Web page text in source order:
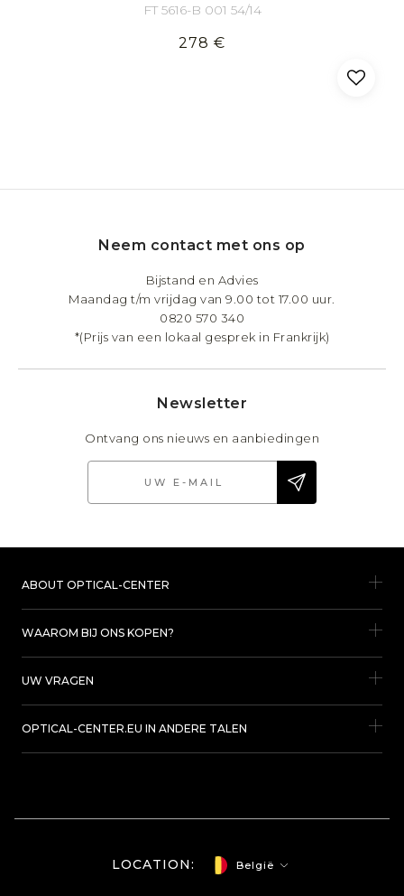
FT 5616-B 001 54/14
278 €
Neem contact met ons op
Bijstand en Advies
Maandag t/m vrijdag van 9.00 tot 17.00 uur.
0820 570 340
*(Prijs van een lokaal gesprek in Frankrijk)
Newsletter
Ontvang ons nieuws en aanbiedingen
ABOUT OPTICAL-CENTER
WAAROM BIJ ONS KOPEN?
UW VRAGEN
OPTICAL-CENTER.EU IN ANDERE TALEN
LOCATION: België